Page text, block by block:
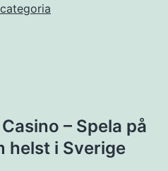
– Spela på
helst i Sverige